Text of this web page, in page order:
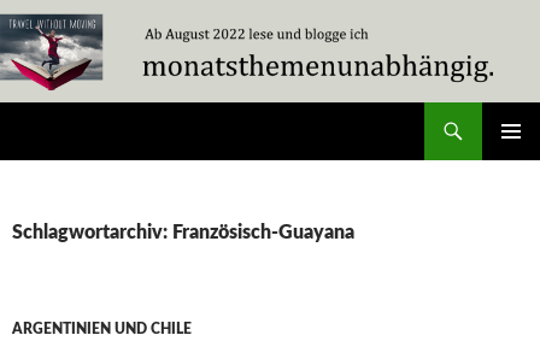
Zum
Inhalt
springen
Schlagwortarchiv: Französisch-Guayana
ARGENTINIEN UND CHILE